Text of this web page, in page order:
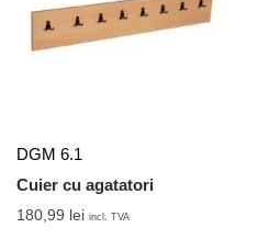
DGM 6.1
Cuier cu agatatori
180,99 lei incl. TVA